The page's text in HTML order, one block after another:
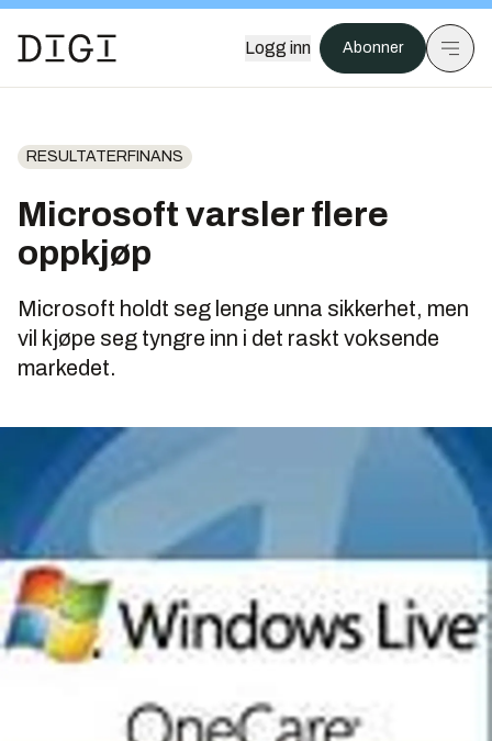
Logg inn Abonner
RESULTATERFINANS
Microsoft varsler flere
oppkjøp
Microsoft holdt seg lenge unna sikkerhet, men
vil kjøpe seg tyngre inn i det raskt voksende
markedet.